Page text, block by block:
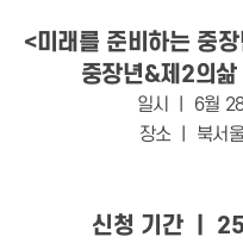
<미래를 준비하는 중
중장년&제2의
일시 ㅣ 6월
장소 ㅣ 북서
신청 기간 ㅣ